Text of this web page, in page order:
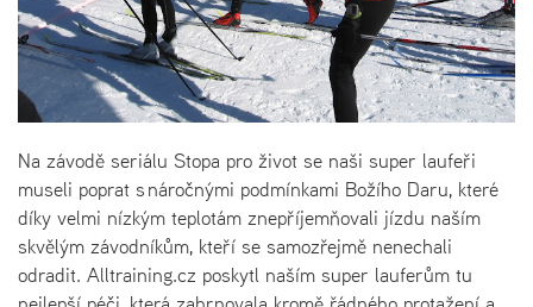
Na závodě seriálu Stopa pro život se naši super laufeři
museli poprat s náročnými podmínkami Božího Daru, které
díky velmi nízkým teplotám znepříjemňovali jízdu naším
skvělým závodníkům, kteří se samozřejmě nenechali
odradit. Alltraining.cz poskytl naším super lauferům tu